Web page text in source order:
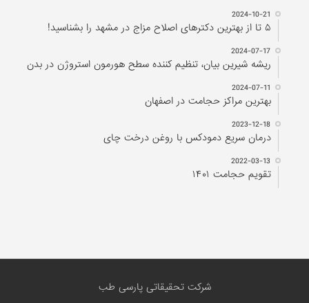
2024-10-21
۵ تا از بهترین دکتر‌های اصلاح مزاج در مشهد را بشناسید!
2024-07-17
ریشه شیرین بیان، تنظیم کننده سطح هورمون استروژن در بدن
2024-07-11
بهترین مراکز حجامت در اصفهان
2023-12-18
درمان سریع دمودکس با روغن درخت چای
2022-03-13
تقویم حجامت ۱۴۰۱
شرکت تحقیقاتی پارسی طب